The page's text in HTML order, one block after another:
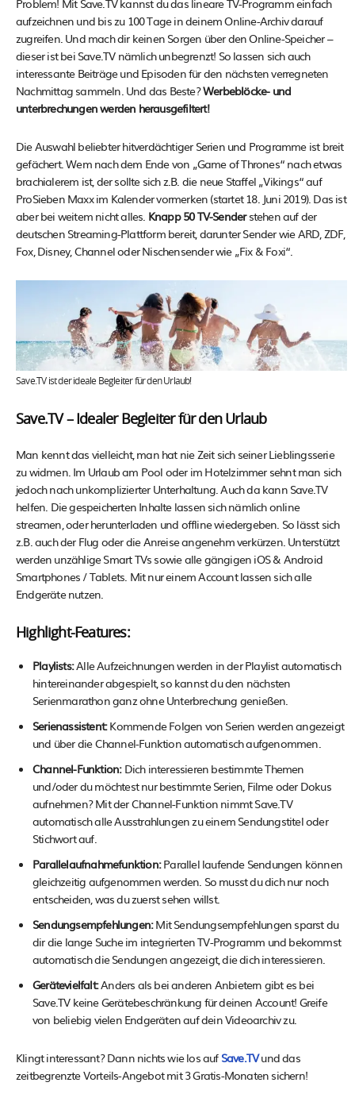
Problem! Mit Save.TV kannst du das lineare TV-Programm einfach
aufzeichnen und bis zu 100 Tage in deinem Online-Archiv darauf
zugreifen. Und mach dir keinen Sorgen über den Online-Speicher –
dieser ist bei Save.TV nämlich unbegrenzt! So lassen sich auch
interessante Beiträge und Episoden für den nächsten verregneten
Nachmittag sammeln. Und das Beste?Werbeblöcke- und
unterbrechungen werden herausgefiltert!
Die Auswahl beliebter hitverdächtiger Serien und Programme ist breit
gefächert. Wem nach dem Ende von „Game of Thrones“ nach etwas
brachialerem ist, der sollte sich z.B. die neue Staffel „Vikings“ auf
ProSieben Maxx im Kalender vormerken (startet 18. Juni 2019). Das ist
aber bei weitem nicht alles. Knapp 50 TV-Senderstehen auf der
deutschen Streaming-Plattform bereit, darunter Sender wie ARD, ZDF,
Fox, Disney, Channel oder Nischensender wie „Fix & Foxi“.
Save.TV ist der ideale Begleiter für den Urlaub!
Save.TV – Idealer Begleiter für den Urlaub
Man kennt das vielleicht, man hat nie Zeit sich seiner Lieblingsserie
zu widmen. Im Urlaub am Pool oder im Hotelzimmer sehnt man sich
jedoch nach unkomplizierter Unterhaltung. Auch da kann Save.TV
helfen. Die gespeicherten Inhalte lassen sich nämlich online
streamen, oder herunterladen und offline wiedergeben. So lässt sich
z.B. auch der Flug oder die Anreise angenehm verkürzen. Unterstützt
werden unzählige Smart TVs sowie alle gängigen iOS & Android
Smartphones / Tablets. Mit nur einem Account lassen sich alle
Endgeräte nutzen.
Highlight-Features:
Playlists:Alle Aufzeichnungen werden in der Playlist automatisch
hintereinander abgespielt, so kannst du den nächsten
Serienmarathon ganz ohne Unterbrechung genießen.
Serienassistent:Kommende Folgen von Serien werden angezeigt
und über die Channel-Funktion automatisch aufgenommen.
Channel-Funktion:Dich interessieren bestimmte Themen
und/oder du möchtest nur bestimmte Serien, Filme oder Dokus
aufnehmen? Mit der Channel-Funktion nimmt Save.TV
automatisch alle Ausstrahlungen zu einem Sendungstitel oder
Stichwort auf.
Parallelaufnahmefunktion:Parallel laufende Sendungen können
gleichzeitig aufgenommen werden. So musst du dich nur noch
entscheiden, was du zuerst sehen willst.
Sendungsempfehlungen:Mit Sendungsempfehlungen sparst du
dir die lange Suche im integrierten TV-Programm und bekommst
automatisch die Sendungen angezeigt, die dich interessieren.
Gerätevielfalt:Anders als bei anderen Anbietern gibt es bei
Save.TV keine Gerätebeschränkung für deinen Account! Greife
von beliebig vielen Endgeräten auf dein Videoarchiv zu.
Klingt interessant? Dann nichts wie los auf Save.TVund das
zeitbegrenzte Vorteils-Angebot mit 3 Gratis-Monaten sichern!